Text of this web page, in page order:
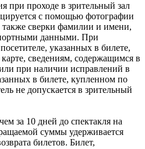
при проходе в зрительный зал
с помощью фотографии
сверки фамилии и имени,
данными. При
указанных в билете,
сведениям, содержащимся в
при наличии исправлений в
в билете, купленном по
не допускается в зрительный
за 10 дней до спектакля на
суммы удерживается
билетов. Билет,